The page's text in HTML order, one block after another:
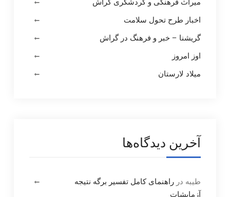
اخبار طرح تحول سلامت
گریشنا – خبر و فرهنگ در گراش
اوز امروز
میلاد لارستان
آخرین دیدگاه‌ها
طیبه در راهنمای کامل تفسیر برگه نتیجه
آزمایشات